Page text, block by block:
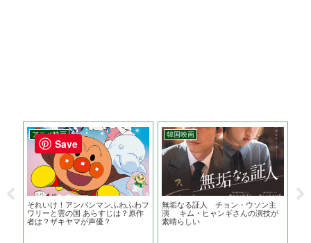
アニメ映画
それいけ！アンパンマンふわふわフ
ワリーと雲の国 あらすじは？原作
者は？ザキヤマが声優？
韓国映画
無垢なる証人 チョン・ウソン主
演 キム・ヒャンギさんの演技が
素晴らしい
Save